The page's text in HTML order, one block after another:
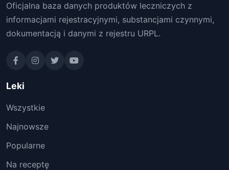
Oficjalna baza danych produktów leczniczych z
informacjami rejestracyjnymi, substancjami czynnymi,
dokumentacją i danymi z rejestru URPL.
Leki
Wszystkie
Najnowsze
Popularne
Na receptę